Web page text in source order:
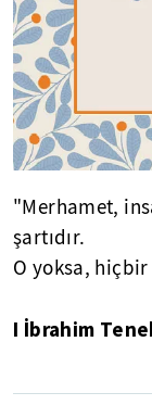
"Merhamet,
şartıdır.
O yoksa,
I İbrahim